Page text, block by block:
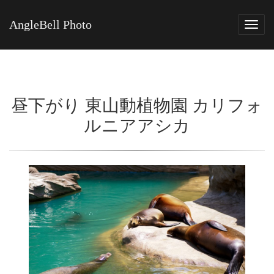
AngleBell Photo
昼下がり 東山動植物園 カリフォ
ルニアアシカ